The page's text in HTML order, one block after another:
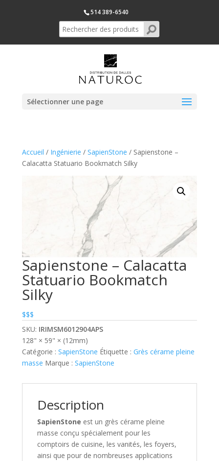
514 389-6540
Sélectionner une page
Accueil / Ingénierie / SapienStone / Sapienstone –
Calacatta Statuario Bookmatch Silky
Sapienstone – Calacatta
Statuario Bookmatch
Silky
$$$
SKU: IRIMSM6012904APS
128" × 59" × (12mm)
Catégorie : SapienStone Étiquette : Grès cérame pleine
masse Marque : SapienStone
Description
SapienStone est un grès cérame pleine
masse conçu spécialement pour les
comptoirs de cuisine, les vanités, les foyers,
ainsi que pour de nombreuses applications